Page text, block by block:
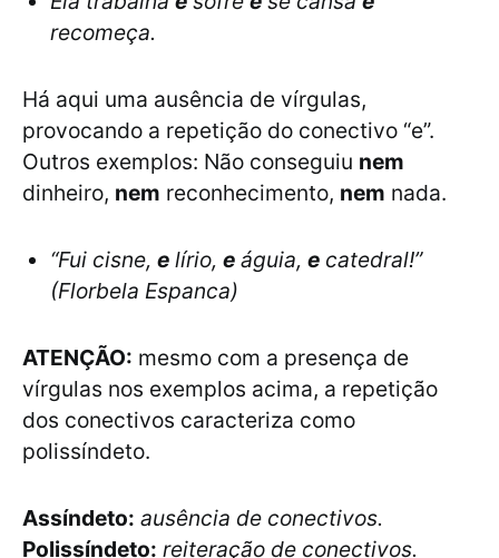
recomeça.
Há aqui uma ausência de vírgulas,
provocando a repetição do conectivo “e”.
Outros exemplos: Não conseguiu nem
dinheiro, nem reconhecimento, nem nada.
“Fui cisne, e lírio, e águia, e catedral!”
(Florbela Espanca)
ATENÇÃO: mesmo com a presença de
vírgulas nos exemplos acima, a repetição
dos conectivos caracteriza como
polissíndeto.
Assíndeto: ausência de conectivos.
Polissíndeto: reiteração de conectivos.